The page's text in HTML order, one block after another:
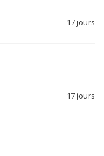
17 jours
17 jours